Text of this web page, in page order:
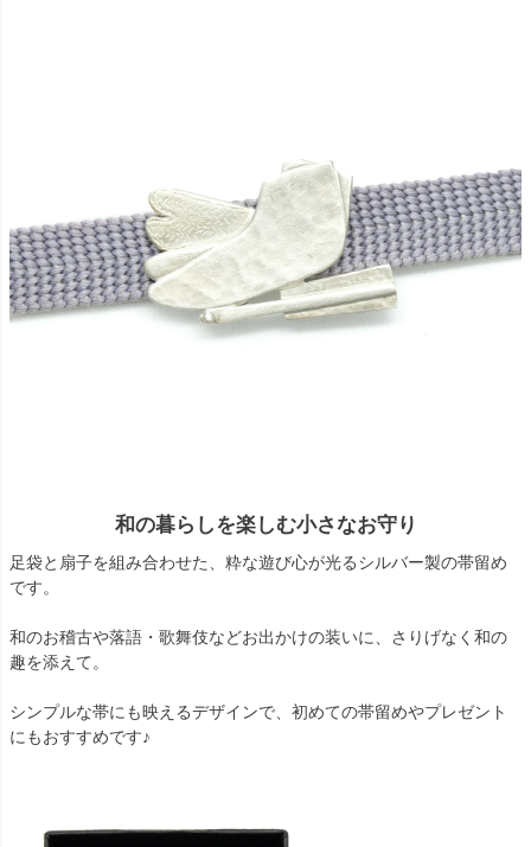
和の暮らしを楽しむ小さなお守り
足袋と扇子を組み合わせた、粋な遊び心が光るシルバー製の帯留め
です。
和のお稽古や落語・歌舞伎などお出かけの装いに、さりげなく和の
趣を添えて。
シンプルな帯にも映えるデザインで、初めての帯留めやプレゼント
にもおすすめです♪